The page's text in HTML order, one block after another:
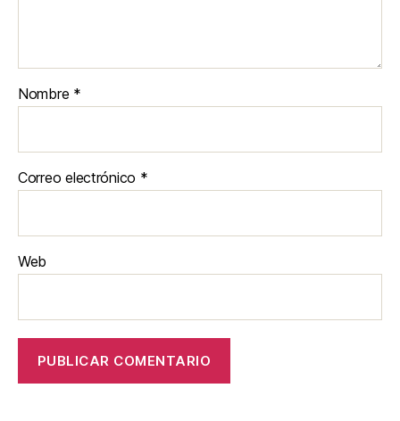
Nombre *
Correo electrónico *
Web